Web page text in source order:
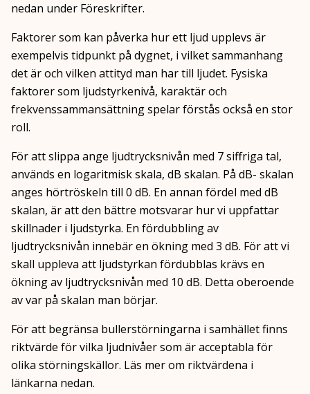
nedan under Föreskrifter.
Faktorer som kan påverka hur ett ljud upplevs är
exempelvis tidpunkt på dygnet, i vilket sammanhang
det är och vilken attityd man har till ljudet. Fysiska
faktorer som ljudstyrkenivå, karaktär och
frekvenssammansättning spelar förstås också en stor
roll.
För att slippa ange ljudtrycksnivån med 7 siffriga tal,
används en logaritmisk skala, dB skalan. På dB- skalan
anges hörtröskeln till 0 dB. En annan fördel med dB
skalan, är att den bättre motsvarar hur vi uppfattar
skillnader i ljudstyrka. En fördubbling av
ljudtrycksnivån innebär en ökning med 3 dB. För att vi
skall uppleva att ljudstyrkan fördubblas krävs en
ökning av ljudtrycksnivån med 10 dB. Detta oberoende
av var på skalan man börjar.
För att begränsa bullerstörningarna i samhället finns
riktvärde för vilka ljudnivåer som är acceptabla för
olika störningskällor. Läs mer om riktvärdena i
länkarna nedan.